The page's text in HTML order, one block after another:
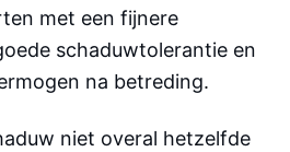
met een fijnere
schaduwtolerantie en
na betreding.
niet overal hetzelfde